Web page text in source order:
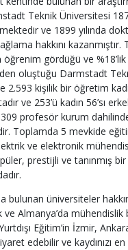
Teknik Üniversitesi
ve 1899 yılında
hakkını
gördüğü ve %18’lik
oluştuğu Darmstadt
2.593 kişilik bir öğretim
ve 253’ü kadın 56’sı
profesör kurum
Toplamda 5 mevkide
ve elektronik
prestijli ve tanınmış
bulunan üniversiteler
ve Almanya’da
Eğitim’in İzmir,
edebilir ve kaydınızı